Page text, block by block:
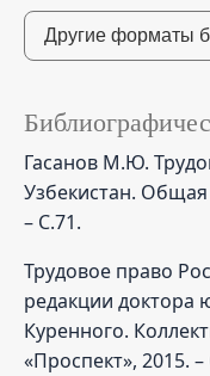
Другие форматы
Гасанов М.Ю.
Узбекистан. Общая
– С.71.
Трудовое право
редакции доктора
Куренного.
«Проспект», 2015. –